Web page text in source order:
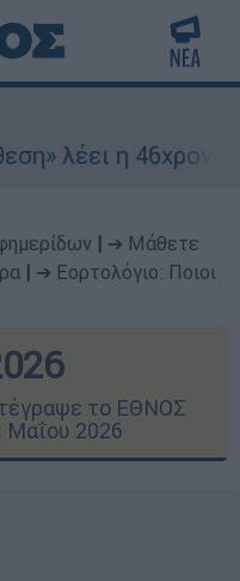
- Τι
➔ Μάθετε
➔ Εορτολόγιο: Ποιοι
το ΕΘΝΟΣ
Μαΐου 2026